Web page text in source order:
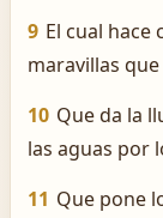
9 El cual hace
maravillas
10 Que da la
las aguas por
11 Que pone